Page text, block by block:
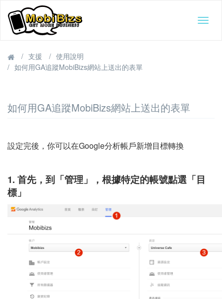
支援
使用說明
如何用GA追蹤MobiBizs網站上送出的表單
如何用GA追蹤MobiBizs網站上送出的表單
設定完後，你可以在Google分析帳戶新增目標轉換
1. 首先，到「管理」，根據特定的帳號點選「目
標」